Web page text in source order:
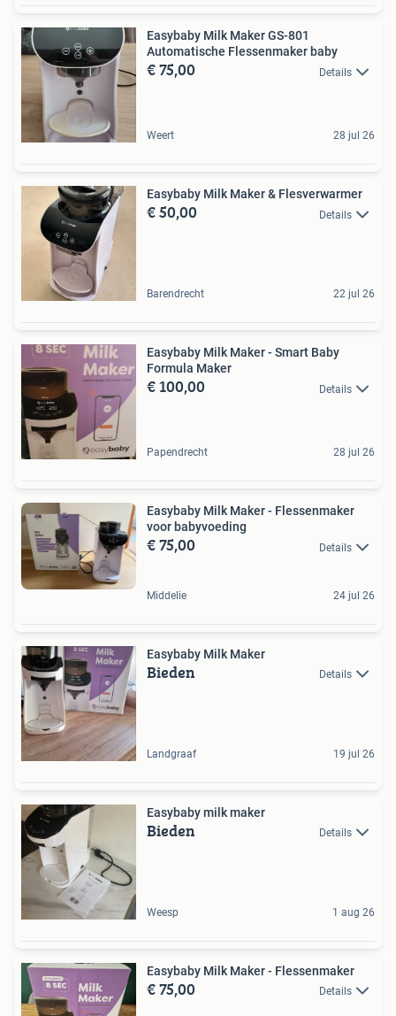
Easybaby Milk Maker GS-801
Automatische Flessenmaker baby
€ 75,00 Details
Weert 28 jul 26
Easybaby Milk Maker & Flesverwarmer
€ 50,00 Details
Barendrecht 22 jul 26
Easybaby Milk Maker - Smart Baby
Formula Maker
€ 100,00 Details
Papendrecht 28 jul 26
Easybaby Milk Maker - Flessenmaker
voor babyvoeding
€ 75,00 Details
Middelie 24 jul 26
Easybaby Milk Maker
Bieden Details
Landgraaf 19 jul 26
Easybaby milk maker
Bieden Details
Weesp 1 aug 26
Easybaby Milk Maker - Flessenmaker
€ 75,00 Details